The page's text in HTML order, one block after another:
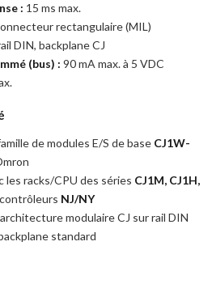
: 15 ms max.
rectangulaire (MIL)
DIN, backplane CJ
(bus) : 90 mA max. à 5 VDC
de modules E/S de base CJ1W-
les racks/CPU des séries CJ1M, CJ1H,
NJ/NY
modulaire CJ sur rail DIN
standard